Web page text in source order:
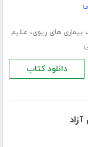
،بیماری های ریوی، علایم
دانلود کتاب